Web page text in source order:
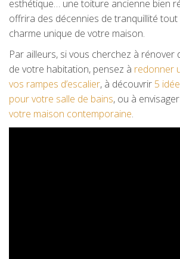
esthétique… une toiture ancienne bien
offrira des décennies de tranquillité
charme unique de votre maison.
Par ailleurs, si vous cherchez à rénover
de votre habitation, pensez à redonner
vos rampes d’escalier, à découvrir 5
pour votre salle de bains, ou à envisager
votre maison contemporaine.